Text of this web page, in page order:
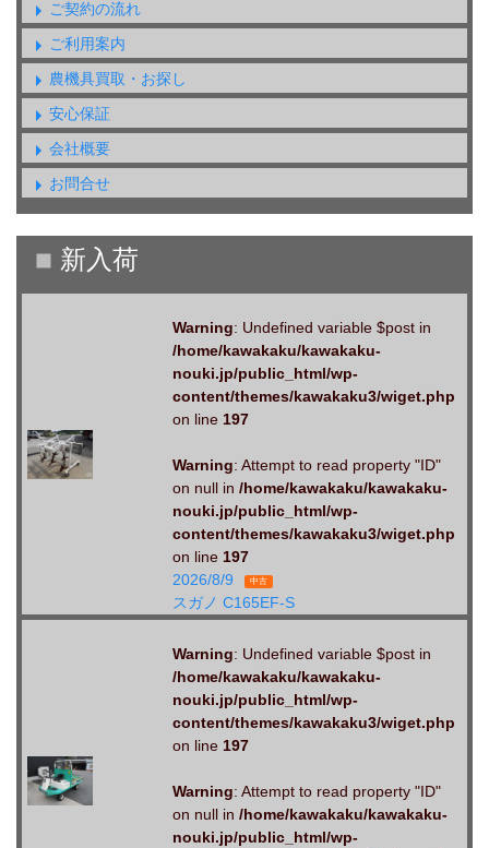
ご契約の流れ
ご利用案内
農機具買取・お探し
安心保証
会社概要
お問合せ
Warning: Undefined variable $post in
/home/kawakaku/kawakaku-
nouki.jp/public_html/wp-
content/themes/kawakaku3/wiget.php
on line 197
Warning: Attempt to read property "ID"
on null in /home/kawakaku/kawakaku-
nouki.jp/public_html/wp-
content/themes/kawakaku3/wiget.php
on line 197
2026/8/9
中古
スガノ C165EF-S
Warning: Undefined variable $post in
/home/kawakaku/kawakaku-
nouki.jp/public_html/wp-
content/themes/kawakaku3/wiget.php
on line 197
Warning: Attempt to read property "ID"
on null in /home/kawakaku/kawakaku-
nouki.jp/public_html/wp-